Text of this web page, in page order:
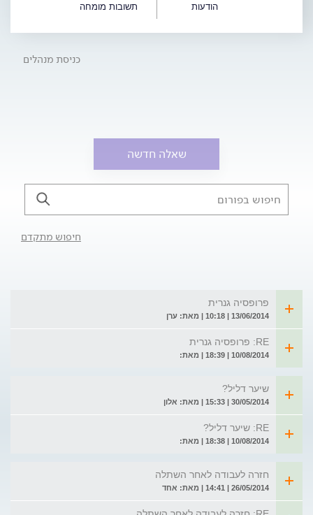
הודעות תשובות מומחה
כניסת מנהלים
שאלה חדשה
חיפוש מתקדם
פרופסיה גנרית
13/06/2014 | 10:18 | מאת: ערן
RE: פרופסיה גנרית
10/08/2014 | 18:39 | מאת:
שיער דליל?
30/05/2014 | 15:33 | מאת: אלון
RE: שיער דליל?
10/08/2014 | 18:38 | מאת:
חזרה לעבודה לאחר השתלה
26/05/2014 | 14:41 | מאת: אחד